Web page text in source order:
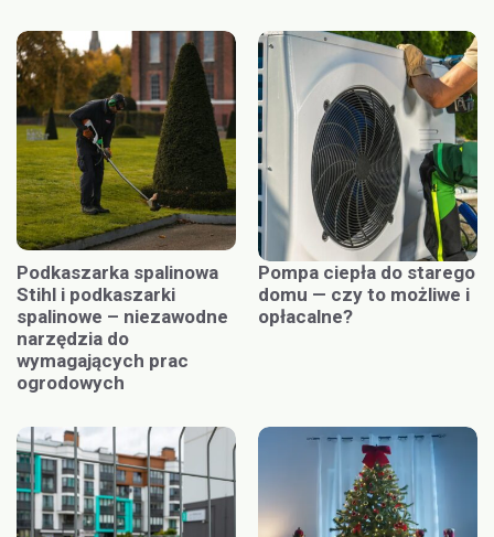
Podkaszarka spalinowa
Stihl i podkaszarki
spalinowe – niezawodne
narzędzia do
wymagających prac
ogrodowych
Pompa ciepła do starego
domu — czy to możliwe i
opłacalne?